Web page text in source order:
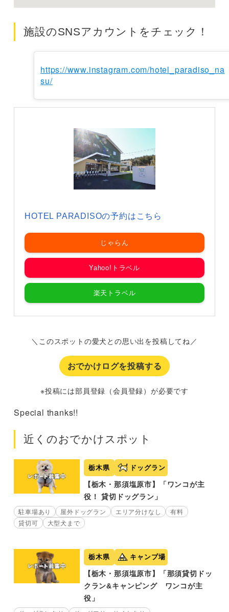
施設のSNSアカウントをチェック！
https://www.instagram.com/hotel_paradiso_na
su/
HOTEL PARADISOの予約はこちら
じゃらん
Yahoo!トラベル
楽天トラベル
＼このスポットの愛犬との思い出を投稿してね／
おでかけログを投稿する
※投稿には部員登録（会員登録）が必要です
Special thanks!!
近くのおでかけスポット
栃木県 ドッグラン
【栃木・那須塩原市】「ワンコが主
役！ 貸切ドッグラン」
駐車場あり 屋外ドッグラン エリア分けなし
有料
貸切可
大型犬まで
栃木県 キャンプ場
【栃木・那須塩原市】「那須貸切ドッ
クラン&キャンピング ワンコが主
役」